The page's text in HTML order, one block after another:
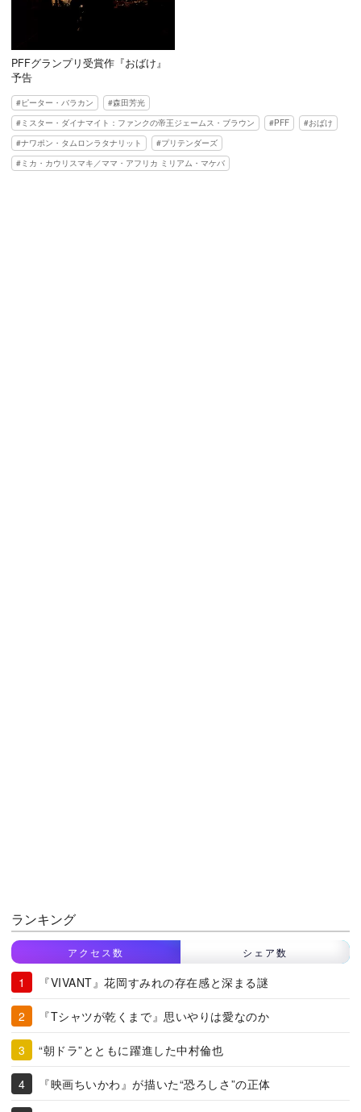
PFFグランプリ受賞作『おばけ』
予告
ピーター・バラカン
森田芳光
ミスター・ダイナマイト：ファンクの帝王ジェームス・ブラウン
PFF
おばけ
ナワポン・タムロンラタナリット
プリテンダーズ
ミカ・カウリスマキ／ママ・アフリカ ミリアム・マケバ
ランキング
アクセス数 シェア数
『VIVANT』花岡すみれの存在感と深まる謎
『Tシャツが乾くまで』思いやりは愛なのか
“朝ドラ”とともに躍進した中村倫也
『映画ちいかわ』が描いた“恐ろしさ”の正体